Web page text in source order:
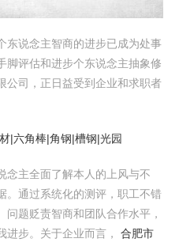
东说念主智商的进步已成为处事
脚评估和进步个东说念主抽象修
公司，正日益受到企业和求职者
|六角棒|角钢|槽钢|光园
念主全面了解本人的上风与不
。通过系统化的测评，职工不错
题贬责智商和团队合作水平，
进步。关于企业而言， 合肥市